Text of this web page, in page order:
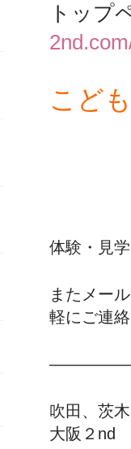
トップ
こど
体験・見
またメー
軽にご連
吹田、茨
大阪２nd